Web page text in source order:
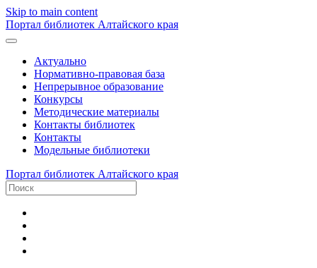
Skip to main content
Портал библиотек Алтайского края
Актуально
Нормативно-правовая база
Непрерывное образование
Конкурсы
Методические материалы
Контакты библиотек
Контакты
Модельные библиотеки
Портал библиотек Алтайского края